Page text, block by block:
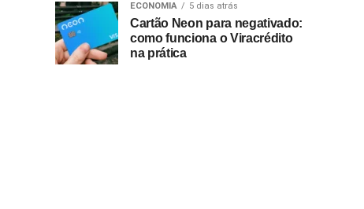
ECONOMIA 5 dias atrás
Cartão Neon para negativado:
como funciona o Viracrédito
na prática